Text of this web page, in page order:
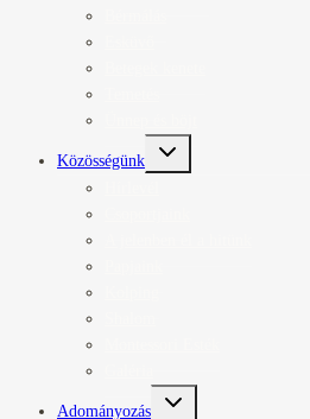
Közösségünk
Toggle
child
Adományozás
Toggle
child